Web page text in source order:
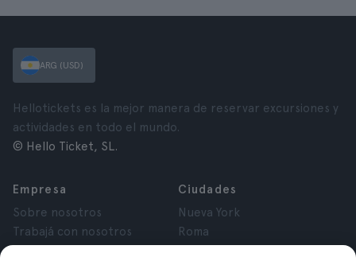
ARG (USD)
Hellotickets es la mejor manera de reservar excursiones y
actividades en todo el mundo.
© Hello Ticket, SL.
Empresa
Sobre nosotros
Trabajá con nosotros
Ciudades
Nueva York
Roma